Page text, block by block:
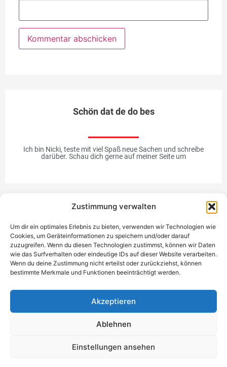
Zustimmung verwalten
Um dir ein optimales Erlebnis zu bieten, verwenden wir Technologien wie
Cookies, um Geräteinformationen zu speichern und/oder darauf
zuzugreifen. Wenn du diesen Technologien zustimmst, können wir Daten
wie das Surfverhalten oder eindeutige IDs auf dieser Website verarbeiten.
Wenn du deine Zustimmung nicht erteilst oder zurückziehst, können
bestimmte Merkmale und Funktionen beeinträchtigt werden.
Akzeptieren
Ablehnen
Einstellungen ansehen
Schön dat de do bes
Ich bin Nicki, teste mit viel Spaß neue Sachen und schreibe
darüber. Schau dich gerne auf meiner Seite um
verwalten